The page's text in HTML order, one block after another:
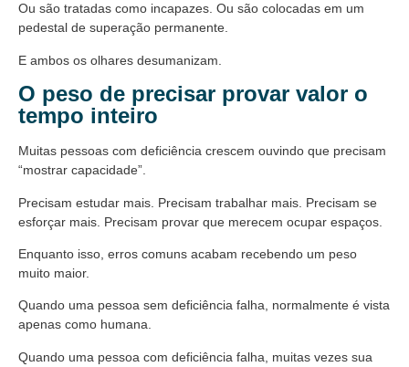
Ou são tratadas como incapazes. Ou são colocadas em um
pedestal de superação permanente.
E ambos os olhares desumanizam.
O peso de precisar provar valor o
tempo inteiro
Muitas pessoas com deficiência crescem ouvindo que precisam
“mostrar capacidade”.
Precisam estudar mais. Precisam trabalhar mais. Precisam se
esforçar mais. Precisam provar que merecem ocupar espaços.
Enquanto isso, erros comuns acabam recebendo um peso
muito maior.
Quando uma pessoa sem deficiência falha, normalmente é vista
apenas como humana.
Quando uma pessoa com deficiência falha, muitas vezes sua